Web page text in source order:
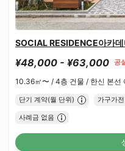
SOCIAL RESIDENCE아카
¥48,000 - ¥63,000 공
10.36㎡〜 / 4층 건물 / 한신 본
단기 계약(월 단위) 가구가
사례금 없음